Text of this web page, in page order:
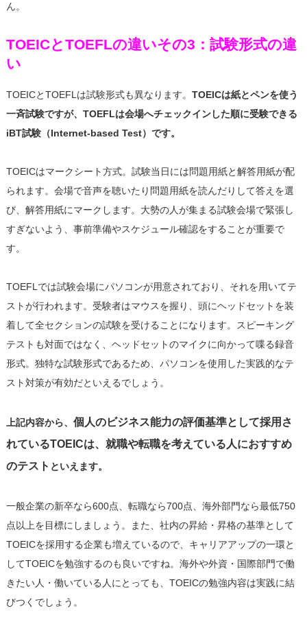
ん。
TOEICとTOEFLの違いその3：試験形式の違
い
TOEICとTOEFLは試験形式も異なります。 TOEICは紙とペンを使う
一斉試験ですが、TOEFLは会場へチェックインした順に受験できる
iBT試験（Internet-based Test）です。
TOEICはマークシート方式。試験当日には問題用紙と解答用紙が配
られます。会場で音声を聴いたり問題用紙を読んだりして答えを選
び、解答用紙にマークします。大勢の人が集まる試験会場で緊張し
すぎないよう、事前準備やスケジュール確認をすることが重要で
す。
TOEFLでは試験会場にパソコンが用意されており、それを用いてテ
ストが行われます。受験者はマウスを握り、頭にヘッドセットを装
着して全セクションの試験を受けることになります。スピーキング
テストも対面ではなく、ヘッドセットのマイクに向かって喋る録音
形式。独特な試験形式であるため、パソコンを使用した実践的なテ
スト対策が有効だといえるでしょう。
上記内容から、 個人のビジネス能力の評価基準として採用さ
れているTOEICは、就職や転職を考えている人におすすめ
のテスト といえます。
一般企業の新卒なら600点、転職なら700点、海外部門なら最低750
点以上を目標にしましょう。また、社内の昇給・昇格の基準として
TOEICを採用する企業も増えているので、キャリアアップの一環と
してTOEICを勉強するのも良いですね。海外や外資・国際部門で働
きたい人・働いている人にとっても、TOEICの勉強内容は実践に結
びつくでしょう。